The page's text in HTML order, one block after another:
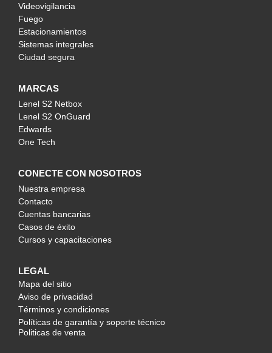
Videovigilancia
Fuego
Estacionamientos
Sistemas integrales
Ciudad segura
MARCAS
Lenel S2 Netbox
Lenel S2 OnGuard
Edwards
One Tech
CONECTE CON NOSOTROS
Nuestra empresa
Contacto
Cuentas bancarias
Casos de éxito
Cursos y capacitaciones
LEGAL
Mapa del sitio
Aviso de privacidad
Términos y condiciones
Políticas de garantía y soporte técnico
Politicas de venta